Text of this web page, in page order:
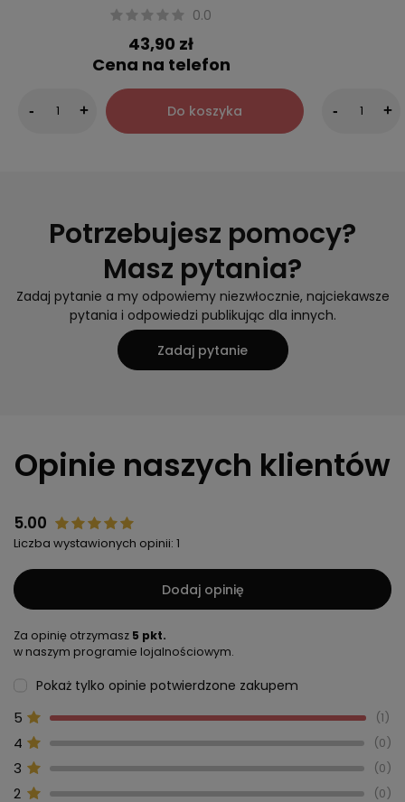
0.0
43,90 zł
Cena na telefon
- + Do koszyka - +
Potrzebujesz pomocy?
Masz pytania?
Zadaj pytanie a my odpowiemy niezwłocznie, najciekawsze
pytania i odpowiedzi publikując dla innych.
Zadaj pytanie
Opinie naszych klientów
5.00
Liczba wystawionych opinii: 1
Dodaj opinię
Za opinię otrzymasz 5 pkt.
w naszym programie lojalnościowym.
Pokaż tylko opinie potwierdzone zakupem
5 1
4 0
3 0
2 0